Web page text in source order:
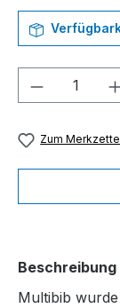
Produkt
Zum
Beschreibung
Multibib